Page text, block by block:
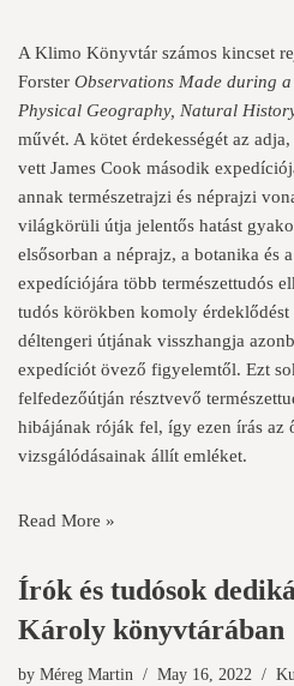
A Klimo Könyvtár számos kincset
Forster Observations Made during a
Physical Geography, Natural
művét. A kötet érdekességét az
vett James Cook második
annak természetrajzi és néprajzi
világkörüli útja jelentős hatást
elsősorban a néprajz, a botanika és
expedíciójára több természettudós
tudós körökben komoly
déltengeri útjának visszhangja
expedíciót övező figyelemtől. Ezt
felfedezőútján résztvevő
hibájának róják fel, így ezen írás az
vizsgálódásainak állít emléket.
Read More »
Írók és tudósok
Károly könyvtárában
by Méreg Martin May 16, 2022